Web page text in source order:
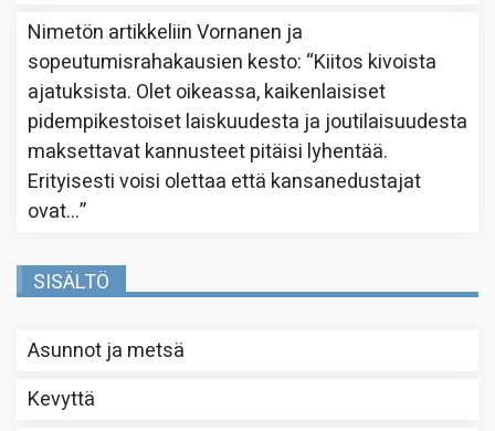
Nimetön artikkeliinVornanen ja
sopeutumisrahakausien kesto: “Kiitos kivoista
ajatuksista. Olet oikeassa, kaikenlaisiset
pidempikestoiset laiskuudesta ja joutilaisuudesta
maksettavat kannusteet pitäisi lyhentää.
Erityisesti voisi olettaa että kansanedustajat
ovat…”
SISÄLTÖ
Asunnot ja metsä
Kevyttä